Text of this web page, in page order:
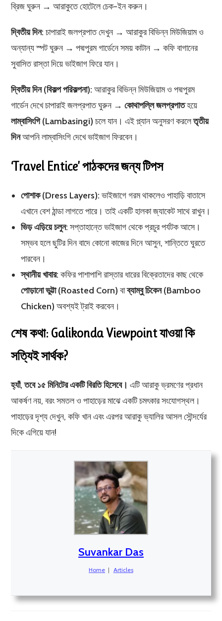
ব্রিজ ঘুরুন → আরাকুতে হোটেলে চেক-ইন করুন।
দ্বিতীয় দিন: চাপারাই জলপ্রপাত দেখুন → আরাকুর বিভিন্ন মিউজিয়াম ও
অন্যান্য স্পট ঘুরুন → পদ্মপুরম গার্ডেনে সময় কাটান → কফি বাগানের
সুবাসিত রাস্তা দিয়ে ভাইজাগ ফিরে যান।
দ্বিতীয় দিন (বিকল্প পরিকল্পনা): আরাকুর বিভিন্ন মিউজিয়াম ও পদ্মপুরম
গার্ডেন দেখে চাপারাই জলপ্রপাত ঘুরুন →কোথাপল্লি জলপ্রপাতহয়ে
লাম্বাসিংগি (Lambasingi) চলে যান। এই প্ল্যান অনুসরণ করলেতৃতীয়
দিনআপনি লাম্বাসিংগি দেখে ভাইজাগ ফিরবেন।
‘Travel Entice’ পাঠকদের জন্য টিপস
পোশাক (Dress Layers): ভাইজাগে গরম থাকলেও পাহাড়ি বাতাসে
এখানে বেশ ঠান্ডা লাগতে পারে। তাই একটি হালকা জ্যাকেট সাথে রাখুন।
ভিড় এড়িয়ে চলুন: সপ্তাহান্তে ভাইজাগ থেকে প্রচুর পর্যটক আসে।
সম্ভব হলে ছুটির দিন বাদে কোনো কাজের দিনে আসুন, শান্তিতে ঘুরতে
পারবেন।
স্থানীয় খাবার: কফির পাশাপাশি রাস্তার ধারের বিক্রেতাদের কাছ থেকে
পোড়ানো ভুট্টা (Roasted Corn) বাব্যাম্বু চিকেন (Bamboo
Chicken) অবশ্যই ট্রাই করবেন।
শেষ কথা: Galikonda Viewpoint যাওয়া কি
সত্যিই সার্থক?
হ্যাঁ, তবে ১৫ মিনিটের একটি বিরতি হিসেবে। এটি আরাকু ভ্রমণের প্রধান
আকর্ষণ নয়, বরং সমতল ও পাহাড়ের মাঝে একটি চমৎকার সংযোগস্থল।
পাহাড়ের দৃশ্য দেখুন, কফি খান এবং এরপর আরাকু ভ্যালির আসল সৌন্দর্যের
দিকে এগিয়ে যান!
Suvankar Das
Home | Articles